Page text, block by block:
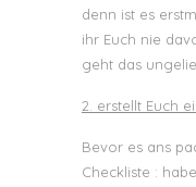
denn ist es
ihr Euch nie
geht das
2. erstellt Euch
Bevor es ans
Checkliste :